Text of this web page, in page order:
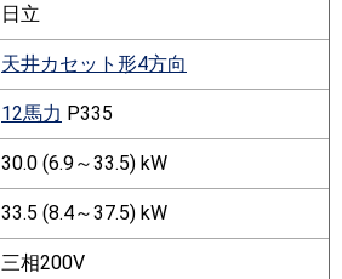
日立
天井カセット形4方向
12馬力 P335
30.0 (6.9～33.5) kW
33.5 (8.4～37.5) kW
三相200V